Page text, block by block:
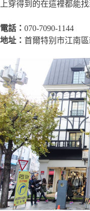
上穿得到的在這裡都能找
電話： 070-7090-1144
地址： 首爾特别市江南區